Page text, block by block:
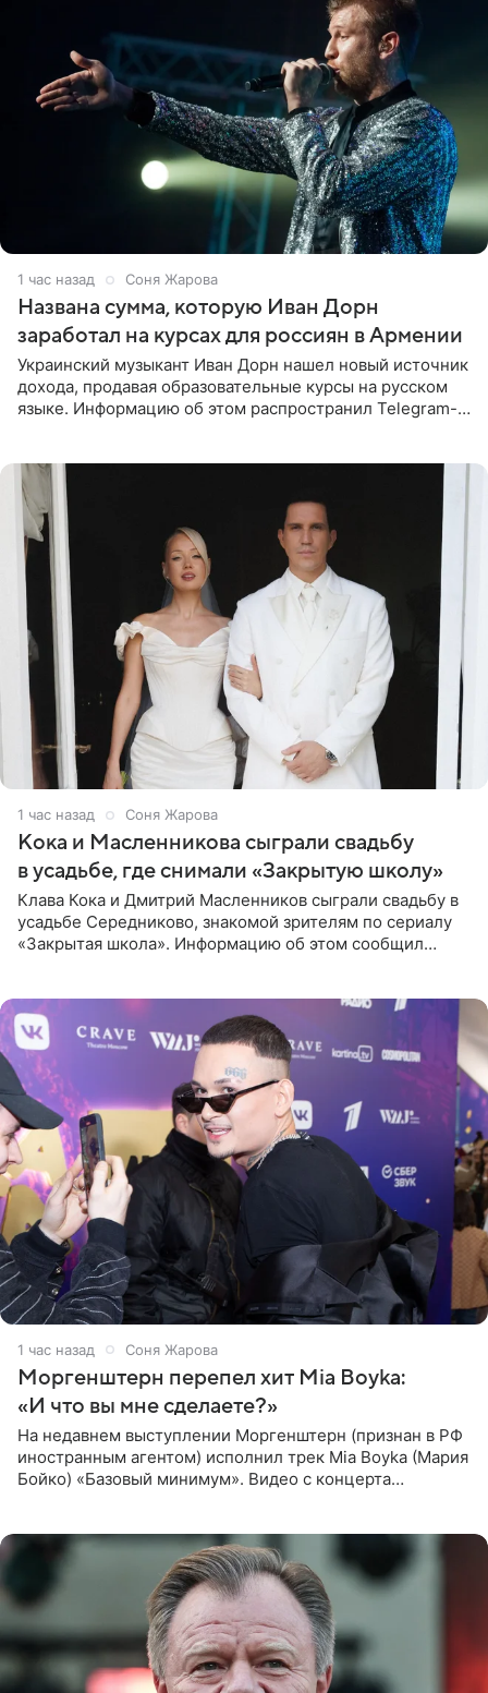
1 час назад Соня Жарова
Названа сумма, которую Иван Дорн
заработал на курсах для россиян в Армении
Украинский музыкант Иван Дорн нашел новый источник
дохода, продавая образовательные курсы на русском
языке. Информацию об этом распространил Telegram-
1 час назад Соня Жарова
Кока и Масленникова сыграли свадьбу
в усадьбе, где снимали «Закрытую школу»
Клава Кока и Дмитрий Масленников сыграли свадьбу в
усадьбе Середниково, знакомой зрителям по сериалу
«Закрытая школа». Информацию об этом сообщил
1 час назад Соня Жарова
Моргенштерн перепел хит Mia Boyka:
«И что вы мне сделаете?»
На недавнем выступлении Моргенштерн (признан в РФ
иностранным агентом) исполнил трек Mia Boyka (Мария
Бойко) «Базовый минимум». Видео с концерта